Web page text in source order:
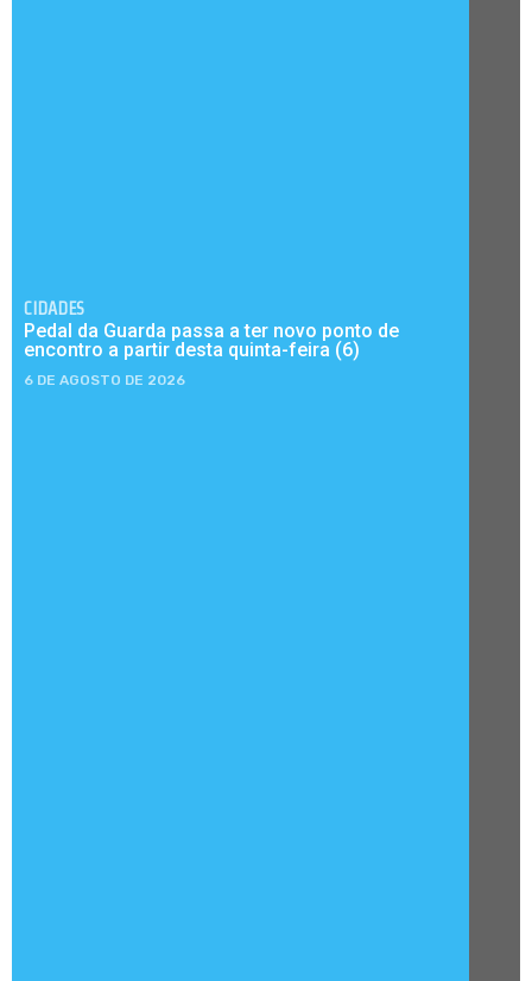
CIDADES
Pedal da Guarda passa a ter novo ponto de
encontro a partir desta quinta-feira (6)
6 DE AGOSTO DE 2026